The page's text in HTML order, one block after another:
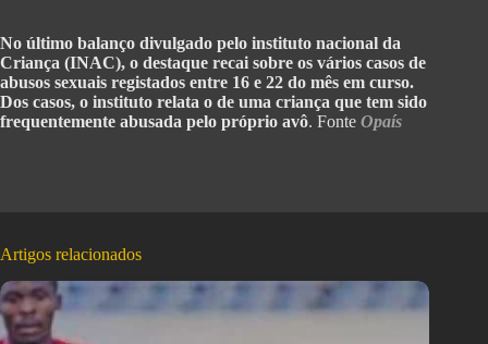
No último balanço divulgado pelo instituto nacional da
Criança (INAC), o destaque recai sobre os vários casos de
abusos sexuais registados entre 16 e 22 do mês em curso.
Dos casos, o instituto relata o de uma criança que tem sido
frequentemente abusada pelo próprio avô. Fonte Opaís
Artigos relacionados